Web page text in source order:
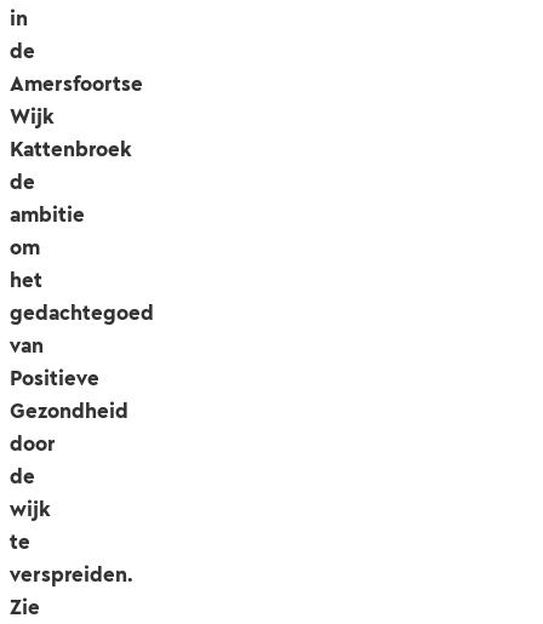
in
de
Amersfoortse
Wijk
Kattenbroek
de
ambitie
om
het
gedachtegoed
van
Positieve
Gezondheid
door
de
wijk
te
verspreiden.
Zie